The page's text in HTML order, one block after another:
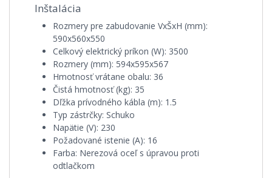
Inštalácia
Rozmery pre zabudovanie VxŠxH (mm):
590x560x550
Celkový elektrický príkon (W): 3500
Rozmery (mm): 594x595x567
Hmotnosť vrátane obalu: 36
Čistá hmotnosť (kg): 35
Dľžka prívodného kábla (m): 1.5
Typ zástrčky: Schuko
Napätie (V): 230
Požadované istenie (A): 16
Farba: Nerezová oceľ s úpravou proti
odtlačkom